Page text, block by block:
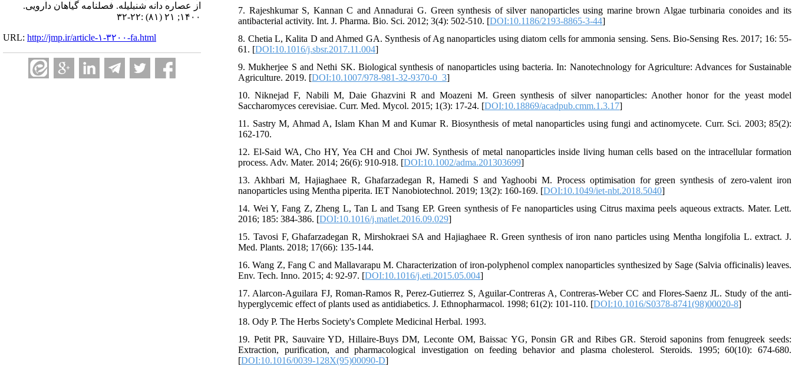
از عصاره دانه شنبلیله. فصلنامه گياهان دارویی.
۱۴۰۰; ۲۱ (۸۱) :۲۲-۳۲
URL: http://jmp.ir/article-۱-۳۲۰۰-fa.html
7. Rajeshkumar S, Kannan C and Annadurai G. Green synthesis of silver nanoparticles using marine brown Algae turbinaria conoides and its
antibacterial activity. Int. J. Pharma. Bio. Sci. 2012; 3(4): 502-510. [DOI:10.1186/2193-8865-3-44]
8. Chetia L, Kalita D and Ahmed GA. Synthesis of Ag nanoparticles using diatom cells for ammonia sensing. Sens. Bio-Sensing Res. 2017; 16: 55-
61. [DOI:10.1016/j.sbsr.2017.11.004]
9. Mukherjee S and Nethi SK. Biological synthesis of nanoparticles using bacteria. In: Nanotechnology for Agriculture: Advances for Sustainable
Agriculture. 2019. [DOI:10.1007/978-981-32-9370-0_3]
10. Niknejad F, Nabili M, Daie Ghazvini R and Moazeni M. Green synthesis of silver nanoparticles: Another honor for the yeast model
Saccharomyces cerevisiae. Curr. Med. Mycol. 2015; 1(3): 17-24. [DOI:10.18869/acadpub.cmm.1.3.17]
11. Sastry M, Ahmad A, Islam Khan M and Kumar R. Biosynthesis of metal nanoparticles using fungi and actinomycete. Curr. Sci. 2003; 85(2):
162-170.
12. El-Said WA, Cho HY, Yea CH and Choi JW. Synthesis of metal nanoparticles inside living human cells based on the intracellular formation
process. Adv. Mater. 2014; 26(6): 910-918. [DOI:10.1002/adma.201303699]
13. Akhbari M, Hajiaghaee R, Ghafarzadegan R, Hamedi S and Yaghoobi M. Process optimisation for green synthesis of zero-valent iron
nanoparticles using Mentha piperita. IET Nanobiotechnol. 2019; 13(2): 160-169. [DOI:10.1049/iet-nbt.2018.5040]
14. Wei Y, Fang Z, Zheng L, Tan L and Tsang EP. Green synthesis of Fe nanoparticles using Citrus maxima peels aqueous extracts. Mater. Lett.
2016; 185: 384-386. [DOI:10.1016/j.matlet.2016.09.029]
15. Tavosi F, Ghafarzadegan R, Mirshokraei SA and Hajiaghaee R. Green synthesis of iron nano particles using Mentha longifolia L. extract. J.
Med. Plants. 2018; 17(66): 135-144.
16. Wang Z, Fang C and Mallavarapu M. Characterization of iron-polyphenol complex nanoparticles synthesized by Sage (Salvia officinalis) leaves.
Env. Tech. Inno. 2015; 4: 92-97. [DOI:10.1016/j.eti.2015.05.004]
17. Alarcon-Aguilara FJ, Roman-Ramos R, Perez-Gutierrez S, Aguilar-Contreras A, Contreras-Weber CC and Flores-Saenz JL. Study of the anti-
hyperglycemic effect of plants used as antidiabetics. J. Ethnopharmacol. 1998; 61(2): 101-110. [DOI:10.1016/S0378-8741(98)00020-8]
18. Ody P. The Herbs Society's Complete Medicinal Herbal. 1993.
19. Petit PR, Sauvaire YD, Hillaire-Buys DM, Leconte OM, Baissac YG, Ponsin GR and Ribes GR. Steroid saponins from fenugreek seeds:
Extraction, purification, and pharmacological investigation on feeding behavior and plasma cholesterol. Steroids. 1995; 60(10): 674-680.
[DOI:10.1016/0039-128X(95)00090-D]